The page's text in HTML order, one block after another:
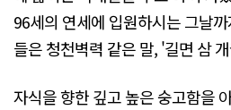
96세의 연세에 입원하시는 그날
들은 청천벽력 같은 말, '길면 삼
자식을 향한 깊고 높은 숭고함을